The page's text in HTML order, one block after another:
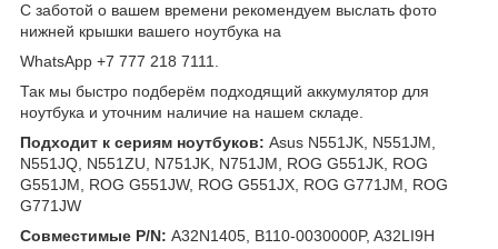
С заботой о вашем времени рекомендуем выслать фото
нижней крышки вашего ноутбука на
WhatsApp +7 777 218 7111.
Так мы быстро подберём подходящий аккумулятор для
ноутбука и уточним наличие на нашем складе.
Подходит к сериям ноутбуков: Asus N551JK, N551JM,
N551JQ, N551ZU, N751JK, N751JM, ROG G551JK, ROG
G551JM, ROG G551JW, ROG G551JX, ROG G771JM, ROG
G771JW
Совместимые P/N: A32N1405, B110-0030000P, A32LI9H